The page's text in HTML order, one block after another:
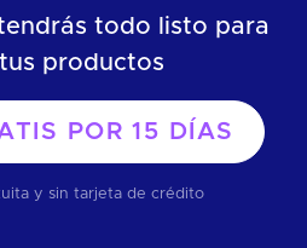
todo listo para
productos
POR15 DÍAS
y sin tarjeta de crédito